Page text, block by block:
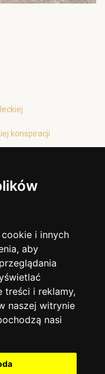
i innych
aby
treści i reklamy,
naszej witrynie
nasi
konspiracji
KRAKOWA I
Google Translate
|